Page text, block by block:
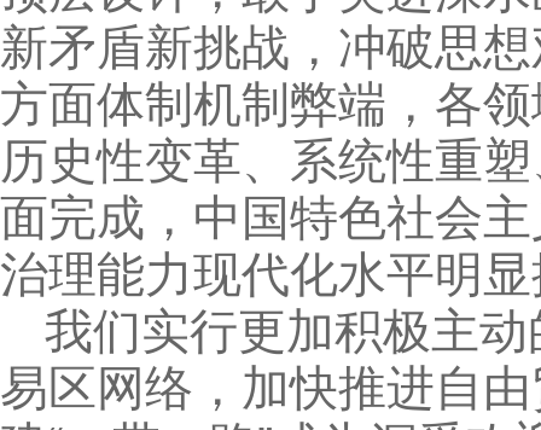
新矛盾新挑战，冲破思
方面体制机制弊端，各
历史性变革、系统性重
面完成，中国特色社会
治理能力现代化水平明
我们实行更加积极主
易区网络，加快推进自